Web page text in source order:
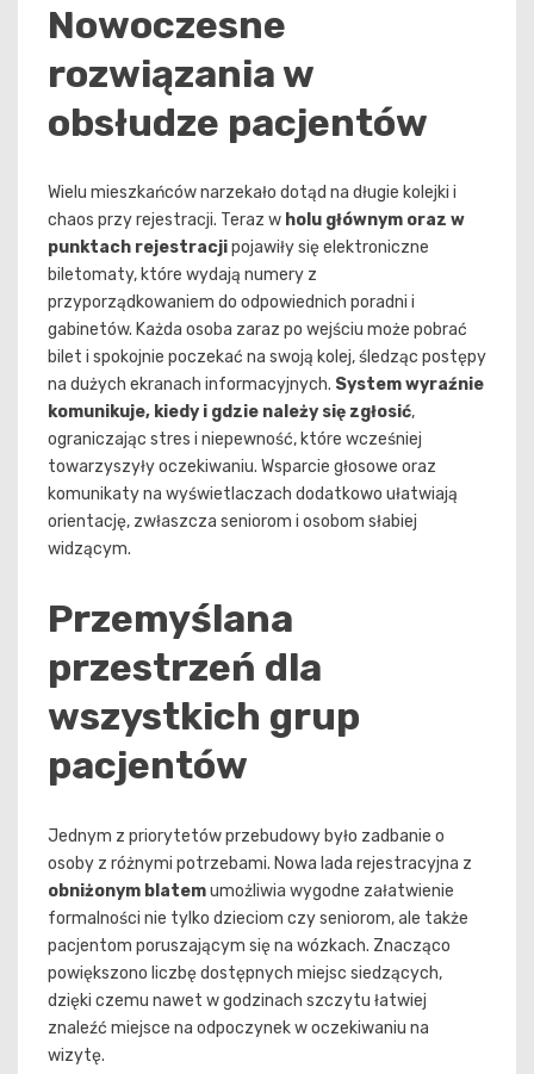
Nowoczesne
rozwiązania w
obsłudze pacjentów
Wielu mieszkańców narzekało dotąd na długie kolejki i
chaos przy rejestracji. Teraz w holu głównym oraz w
punktach rejestracjipojawiły się elektroniczne
biletomaty, które wydają numery z
przyporządkowaniem do odpowiednich poradni i
gabinetów. Każda osoba zaraz po wejściu może pobrać
bilet i spokojnie poczekać na swoją kolej, śledząc postępy
na dużych ekranach informacyjnych. System wyraźnie
komunikuje, kiedy i gdzie należy się zgłosić,
ograniczając stres i niepewność, które wcześniej
towarzyszyły oczekiwaniu. Wsparcie głosowe oraz
komunikaty na wyświetlaczach dodatkowo ułatwiają
orientację, zwłaszcza seniorom i osobom słabiej
widzącym.
Przemyślana
przestrzeń dla
wszystkich grup
pacjentów
Jednym z priorytetów przebudowy było zadbanie o
osoby z różnymi potrzebami. Nowa lada rejestracyjna z
obniżonym blatemumożliwia wygodne załatwienie
formalności nie tylko dzieciom czy seniorom, ale także
pacjentom poruszającym się na wózkach. Znacząco
powiększono liczbę dostępnych miejsc siedzących,
dzięki czemu nawet w godzinach szczytu łatwiej
znaleźć miejsce na odpoczynek w oczekiwaniu na
wizytę.